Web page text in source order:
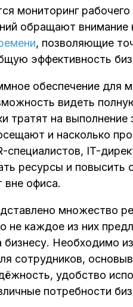
мониторинг
обращают внимание
, позволяющие
эффективность
обеспечение для
видеть
тратят на
и насколько
специалистов, IT-
ресурсы и
вне офиса.
множество
не каждое из них
Необходимо
сотрудников,
удобство
потребности